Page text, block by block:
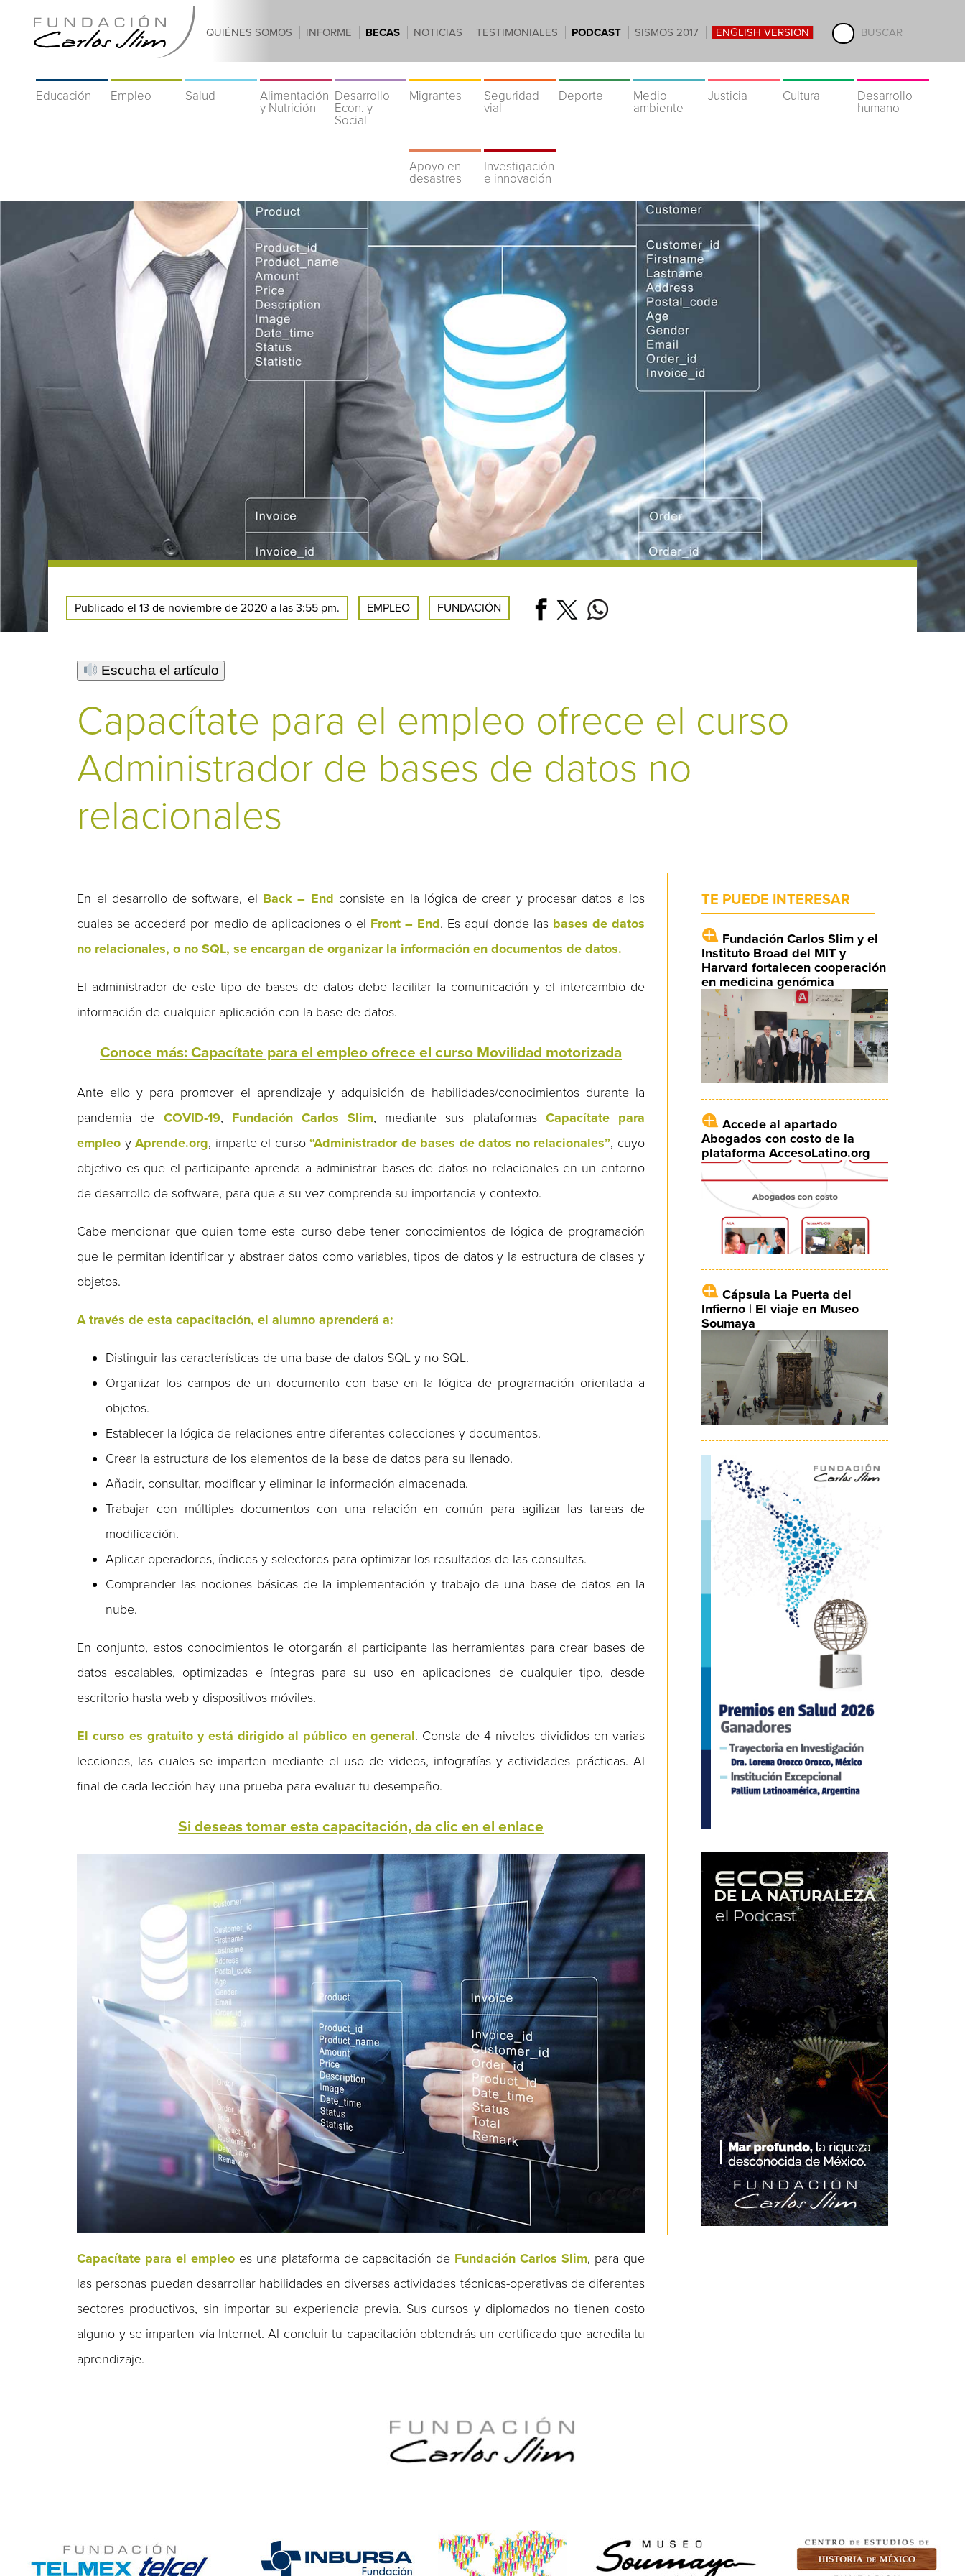
BUSCAR
QUIÉNES SOMOS INFORME BECAS NOTICIAS TESTIMONIALES PODCAST SISMOS 2017 ENGLISH VERSION
Educación Empleo Salud
Alimentación
y Nutrición
Desarrollo
Econ. y
Social
Migrantes
Seguridad
vial
Deporte
Medio
ambiente
Justicia Cultura
Desarrollo
humano
Apoyo en
desastres
Investigación
e innovación
Publicado el 13 de noviembre de 2020 a las 3:55 pm. EMPLEO FUNDACIÓN
Escucha el artículo
Capacítate para el empleo ofrece el curso
Administrador de bases de datos no
relacionales
En el desarrollo de software, el Back – End consiste en la lógica de crear y procesar datos a los
cuales se accederá por medio de aplicaciones o el Front – End. Es aquí donde las bases de datos
no relacionales, o no SQL, se encargan de organizar la información en documentos de datos.
El administrador de este tipo de bases de datos debe facilitar la comunicación y el intercambio de
información de cualquier aplicación con la base de datos.
Conoce más: Capacítate para el empleo ofrece el curso Movilidad motorizada
Ante ello y para promover el aprendizaje y adquisición de habilidades/conocimientos durante la
pandemia de COVID-19, Fundación Carlos Slim, mediante sus plataformas Capacítate para
empleo yAprende.org, imparte el curso“Administrador de bases de datos no relacionales”, cuyo
objetivo es que el participante aprenda a administrar bases de datos no relacionales en un entorno
de desarrollo de software, para que a su vez comprenda su importancia y contexto.
Cabe mencionar que quien tome este curso debe tener conocimientos de lógica de programación
que le permitan identificar y abstraer datos como variables, tipos de datos y la estructura de clases y
objetos.
A través de esta capacitación, el alumno aprenderá a:
Distinguir las características de una base de datos SQL y no SQL.
Organizar los campos de un documento con base en la lógica de programación orientada a
objetos.
Establecer la lógica de relaciones entre diferentes colecciones y documentos.
Crear la estructura de los elementos de la base de datos para su llenado.
Añadir, consultar, modificar y eliminar la información almacenada.
Trabajar con múltiples documentos con una relación en común para agilizar las tareas de
modificación.
Aplicar operadores, índices y selectores para optimizar los resultados de las consultas.
Comprender las nociones básicas de la implementación y trabajo de una base de datos en la
nube.
En conjunto, estos conocimientos le otorgarán al participante las herramientas para crear bases de
datos escalables, optimizadas e íntegras para su uso en aplicaciones de cualquier tipo, desde
escritorio hasta web y dispositivos móviles.
El curso es gratuito y está dirigido al público en general. Consta de 4 niveles divididos en varias
lecciones, las cuales se imparten mediante el uso de videos, infografías y actividades prácticas. Al
final de cada lección hay una prueba para evaluar tu desempeño.
Si deseas tomar esta capacitación, da clic en el enlace
Capacítate para el empleoes una plataforma de capacitación de Fundación Carlos Slim, para que
las personas puedan desarrollar habilidades en diversas actividades técnicas-operativas de diferentes
sectores productivos, sin importar su experiencia previa. Sus cursos y diplomados no tienen costo
alguno y se imparten vía Internet. Al concluir tu capacitación obtendrás un certificado que acredita tu
aprendizaje.
TE PUEDE INTERESAR
Fundación Carlos Slim y el
Instituto Broad del MIT y
Harvard fortalecen cooperación
en medicina genómica
Accede al apartado
Abogados con costo de la
plataforma AccesoLatino.org
Cápsula La Puerta del
Infierno | El viaje en Museo
Soumaya